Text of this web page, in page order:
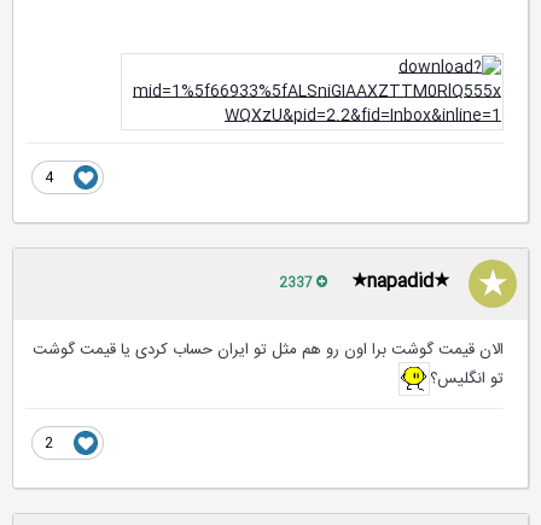
الان قیمت گوشت برا اون رو هم مثل تو ایران حساب کردی یا قیمت گوشت
تو انگلیس؟